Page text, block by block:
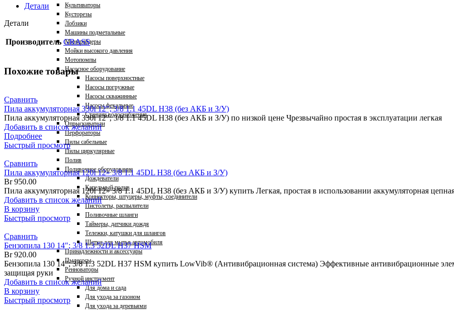
Культиваторы
Кусторезы
Лобзики
Машины подметальные
Минирайдеры
Мойки высокого давления
Мотопомпы
Насосное оборудование
Насосы поверхностные
Насосы погружные
Насосы скважинные
Насосы фекальные
Станции водоснабжения
Опрыскиватели
Перфораторы
Пилы сабельные
Пилы циркулярные
Полив
Поливочное оборудование
Дождеватели
Капельный полив
Коннекторы, штуцеры, муфты, соединители
Пистолеты, распылители
Поливочные шланги
Таймеры, датчики дождя
Тележки, катушки для шлангов
Щетки для мытья автомобиля
Принадлежности и аксессуары
Пылесосы
Ренноваторы
Ручной инструмент
Для дома и сада
Для ухода за газоном
Для ухода за деревьями
Детали
Детали
Производитель GRASS
Похожие товары
Сравнить
Пила аккумуляторная 330i 12″; 3/8 1.1 45DL H38 (без АКБ и З/У)
Пила аккумуляторная 330i 12″; 3/8 1.1 45DL H38 (без АКБ и З/У) по низкой цене Чрезвычайно простая в эксплуатации легкая
Добавить в список желаний
Подробнее
Быстрый просмотр
Сравнить
Пила аккумуляторная 120i 12» 3/8 1.1 45DL H38 (без АКБ и З/У)
Br950.00
Пила аккумуляторная 120i 12» 3/8 1.1 45DL H38 (без АКБ и З/У) купить Легкая, простая в использовании аккумуляторная
Добавить в список желаний
В корзину
Быстрый просмотр
Сравнить
Бензопила 130 14″; 3/8 1.3 52DL H37 HSM
Br920.00
Бензопила 130 14"; 3/8 1.3 52DL H37 HSM купить LowVib® (Антивибрационная система) Эффективные антивибрационные
защищая руки
Добавить в список желаний
В корзину
Быстрый просмотр